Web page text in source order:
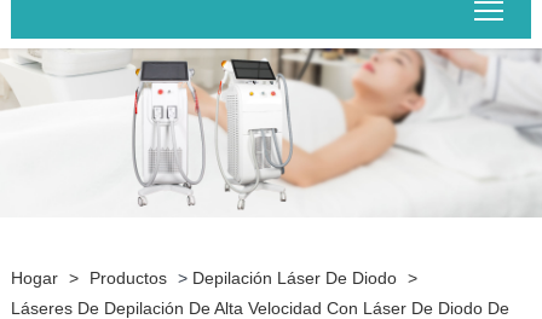
Hogar > Productos > Depilación Láser De Diodo >
Láseres De Depilación De Alta Velocidad Con Láser De Diodo De